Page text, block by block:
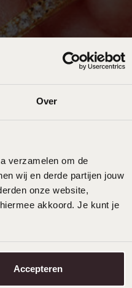
Over
verzamelen om de
wij en derde partijen jouw
onze website,
akkoord. Je kunt je
Accepteren